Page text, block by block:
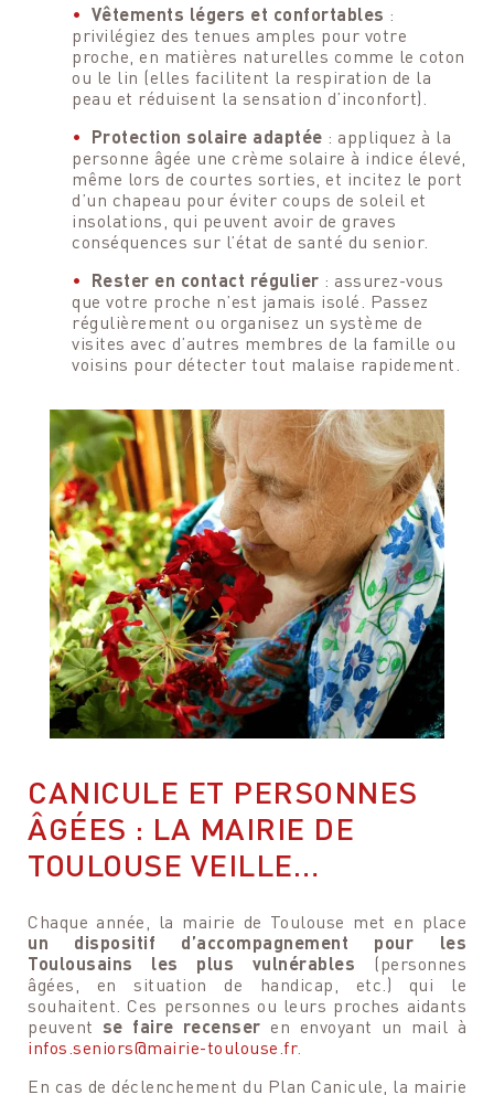
Vêtements légers et confortables :
privilégiez des tenues amples pour votre
proche, en matières naturelles comme le coton
ou le lin (elles facilitent la respiration de la
peau et réduisent la sensation d’inconfort).
Protection solaire adaptée : appliquez à la
personne âgée une crème solaire à indice élevé,
même lors de courtes sorties, et incitez le port
d’un chapeau pour éviter coups de soleil et
insolations, qui peuvent avoir de graves
conséquences sur l’état de santé du senior.
Rester en contact régulier : assurez-vous
que votre proche n’est jamais isolé. Passez
régulièrement ou organisez un système de
visites avec d’autres membres de la famille ou
voisins pour détecter tout malaise rapidement.
CANICULE ET PERSONNES
ÂGÉES : LA MAIRIE DE
TOULOUSE VEILLE…
Chaque année, la mairie de Toulouse met en place
un dispositif d’accompagnement pour les
Toulousains les plus vulnérables (personnes
âgées, en situation de handicap, etc.) qui le
souhaitent. Ces personnes ou leurs proches aidants
peuvent se faire recenser en envoyant un mail à
infos.seniors@mairie-toulouse.fr.
En cas de déclenchement du Plan Canicule, la mairie
Rencontrez
MEYLIN CANTON
Je suis à votre entière disposition pour répondre à toutes
vos questions ou pour simplement échanger avec vous !
Votre nom
Votre e-mail
DE LA RÉSIDENCE
Nous sommes à votre entière disposition pour
programmer avec vous une visite de la résidence et
Votre nom
Votre e-mail